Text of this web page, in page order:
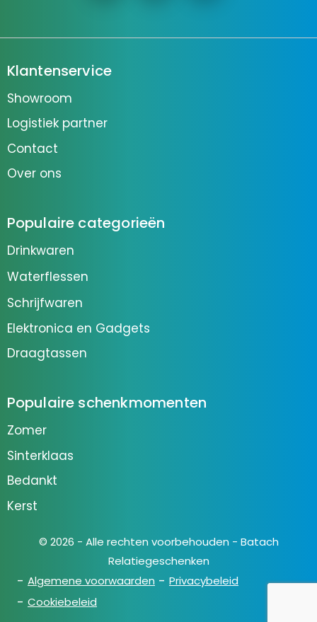
Klantenservice
Showroom
Logistiek partner
Contact
Over ons
Populaire categorieën
Drinkwaren
Waterflessen
Schrijfwaren
Elektronica en Gadgets
Draagtassen
Populaire schenkmomenten
Zomer
Sinterklaas
Bedankt
Kerst
© 2026 - Alle rechten voorbehouden - Batach
Relatiegeschenken
Algemene voorwaarden
Privacybeleid
Cookiebeleid